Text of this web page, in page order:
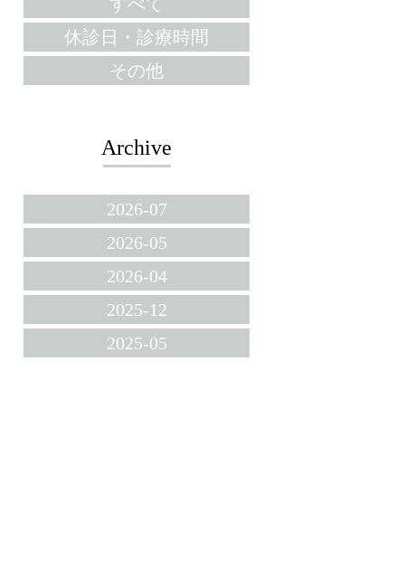
休診日・診療時間
その他
Archive
2026-07
2026-05
2026-04
2025-12
2025-05